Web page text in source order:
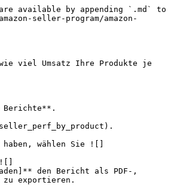
available by appending `.md` to
seller-program/amazon-
viel Umsatz Ihre Produkte je
Berichte**.
wählen Sie ![]
den Bericht als PDF-,
zu exportieren.